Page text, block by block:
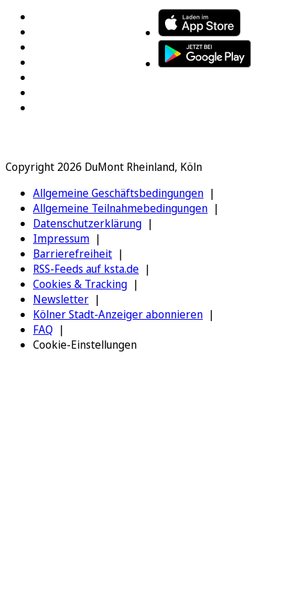
Copyright 2026 DuMont Rheinland, Köln
Allgemeine Geschäftsbedingungen
Allgemeine Teilnahmebedingungen
Datenschutzerklärung
Impressum
Barrierefreiheit
RSS-Feeds auf ksta.de
Cookies & Tracking
Newsletter
Kölner Stadt-Anzeiger abonnieren
FAQ
Cookie-Einstellungen